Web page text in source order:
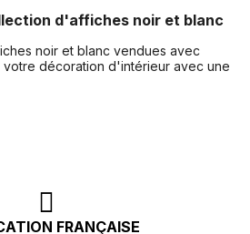
d'affiches noir et blanc
noir et blanc vendues avec
votre décoration d'intérieur avec une
FRANÇAISE